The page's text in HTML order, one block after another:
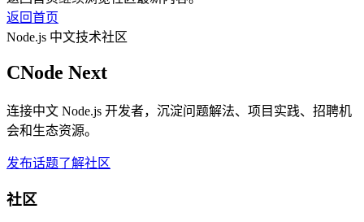
返回首页
Node.js 中文技术社区
CNode Next
连接中文 Node.js 开发者，沉淀问题解法、项目实践、招聘机
会和生态资源。
发布话题了解社区
社区